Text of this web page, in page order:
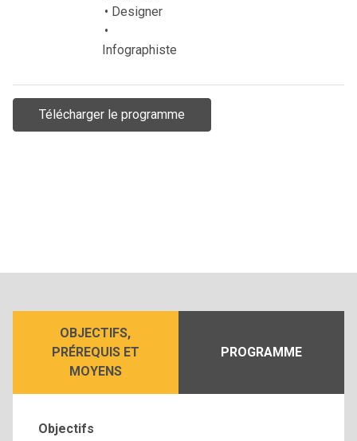
• Designer
•
Infographiste
Télécharger le programme
OBJECTIFS,
PRÉREQUIS ET
MOYENS
PROGRAMME
Objectifs